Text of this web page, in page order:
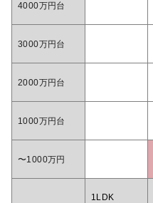
4000万円台
3000万円台
2000万円台
1000万円台
〜1000万円
1LDK